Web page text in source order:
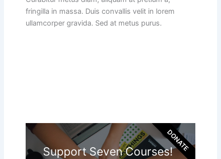
fringilla in massa. Duis convallis velit in lorem
ullamcorper gravida. Sed at metus purus.
Support Seven Courses!DONATE